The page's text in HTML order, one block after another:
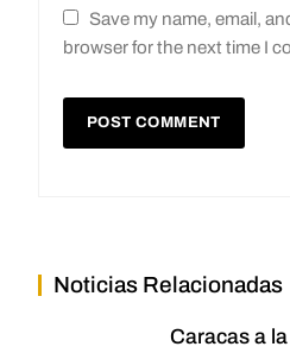
Save my name, email,
browser for the next time I
Noticias Relacionadas
Caracas a